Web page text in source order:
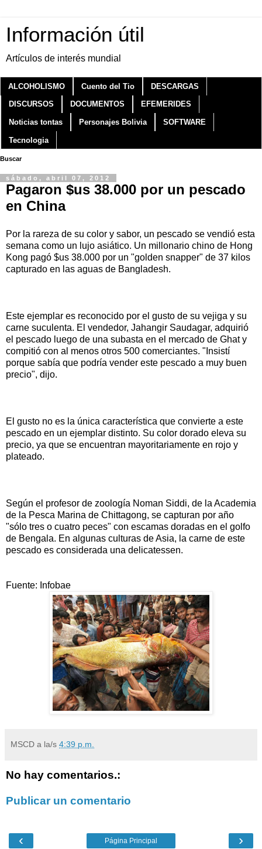
Información útil
Artículos de interés mundial
ALCOHOLISMO Cuento del Tio DESCARGAS
DISCURSOS DOCUMENTOS EFEMERIDES
Noticias tontas Personajes Bolivia SOFTWARE
Tecnologia
Buscar
sábado, abril 07, 2012
Pagaron $us 38.000 por un pescado
en China
Por la rareza de su color y sabor, un pescado se vendió esta
semana como un lujo asiático. Un millonario chino de Hong
Kong pagó $us 38.000 por un "golden snapper" de 37 kilos
capturado en las aguas de Bangladesh.
Este ejemplar es reconocido por el gusto de su vejiga y su
carne suculenta. El vendedor, Jahangir Saudagar, adquirió
el pescado luego de una subasta en el mercado de Ghat y
compitió con al menos otros 500 comerciantes. "Insistí
porque sabía que podría vender este pescado a muy buen
precio", dijo.
El gusto no es la única característica que convierte a este
pescado en un ejemplar distinto. Su color dorado eleva su
precio, ya que se encuentran mayoritariamente en rojo y
plateado.
Según el profesor de zoología Noman Siddi, de la Academia
de la Pesca Marina de Chittagong, se capturan por año
"sólo tres o cuatro peces" con escamas doradas en el golfo
de Bengala. En algunas culturas de Asia, la carne de este
pescado es considerada una delicatessen.
Fuente: Infobae
MSCD a la/s 4:39 p.m.
No hay comentarios.:
Publicar un comentario
‹ ›
Página Principal